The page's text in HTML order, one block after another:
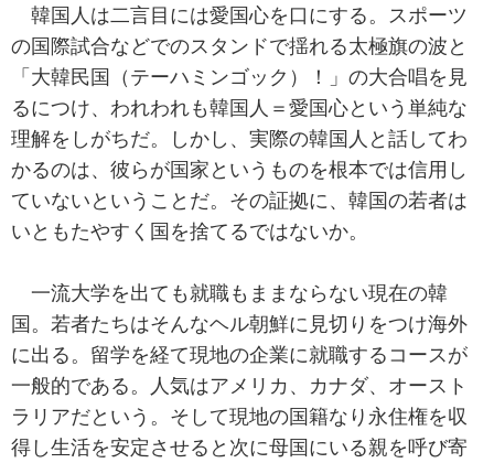
韓国人は二言目には愛国心を口にする。スポーツ
の国際試合などでのスタンドで揺れる太極旗の波と
「大韓民国（テーハミンゴック）！」の大合唱を見
るにつけ、われわれも韓国人＝愛国心という単純な
理解をしがちだ。しかし、実際の韓国人と話してわ
かるのは、彼らが国家というものを根本では信用し
ていないということだ。その証拠に、韓国の若者は
いともたやすく国を捨てるではないか。
一流大学を出ても就職もままならない現在の韓
国。若者たちはそんなヘル朝鮮に見切りをつけ海外
に出る。留学を経て現地の企業に就職するコースが
一般的である。人気はアメリカ、カナダ、オースト
ラリアだという。そして現地の国籍なり永住権を収
得し生活を安定させると次に母国にいる親を呼び寄